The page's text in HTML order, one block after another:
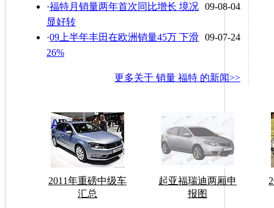
09-08-04
·福特月销量两年首次同比增长 境况
显好转
09-07-24
·09上半年丰田在欧洲销量45万 下滑
26%
更多关于 销量 福特 的新闻>>
2011年重磅中级车
汇总
起亚福瑞迪两厢申
报图